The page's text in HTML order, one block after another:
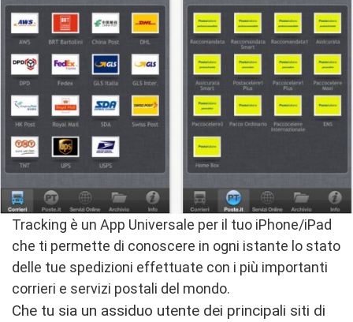
Tracking è un App Universale per il tuo iPhone/iPad
che ti permette di conoscere in ogni istante lo stato
delle tue spedizioni effettuate con i più importanti
corrieri e servizi postali del mondo.
Che tu sia un assiduo utente dei principali siti di